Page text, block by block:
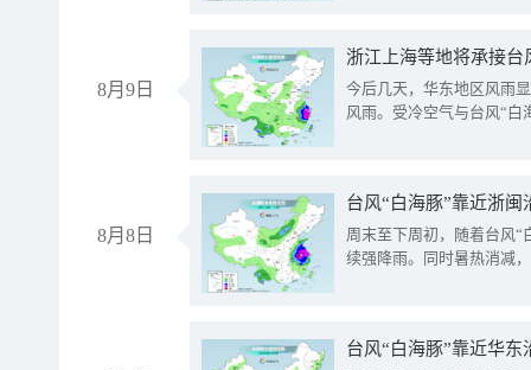
8月9日
浙江上海等地将承接台
今后几天，华东地区风雨
风雨。受冷空气与台风“白
8月8日
台风“白海豚”靠近浙
周末至下周初，随着台风“
续强降雨。同时暑热消减
台风“白海豚”靠近华